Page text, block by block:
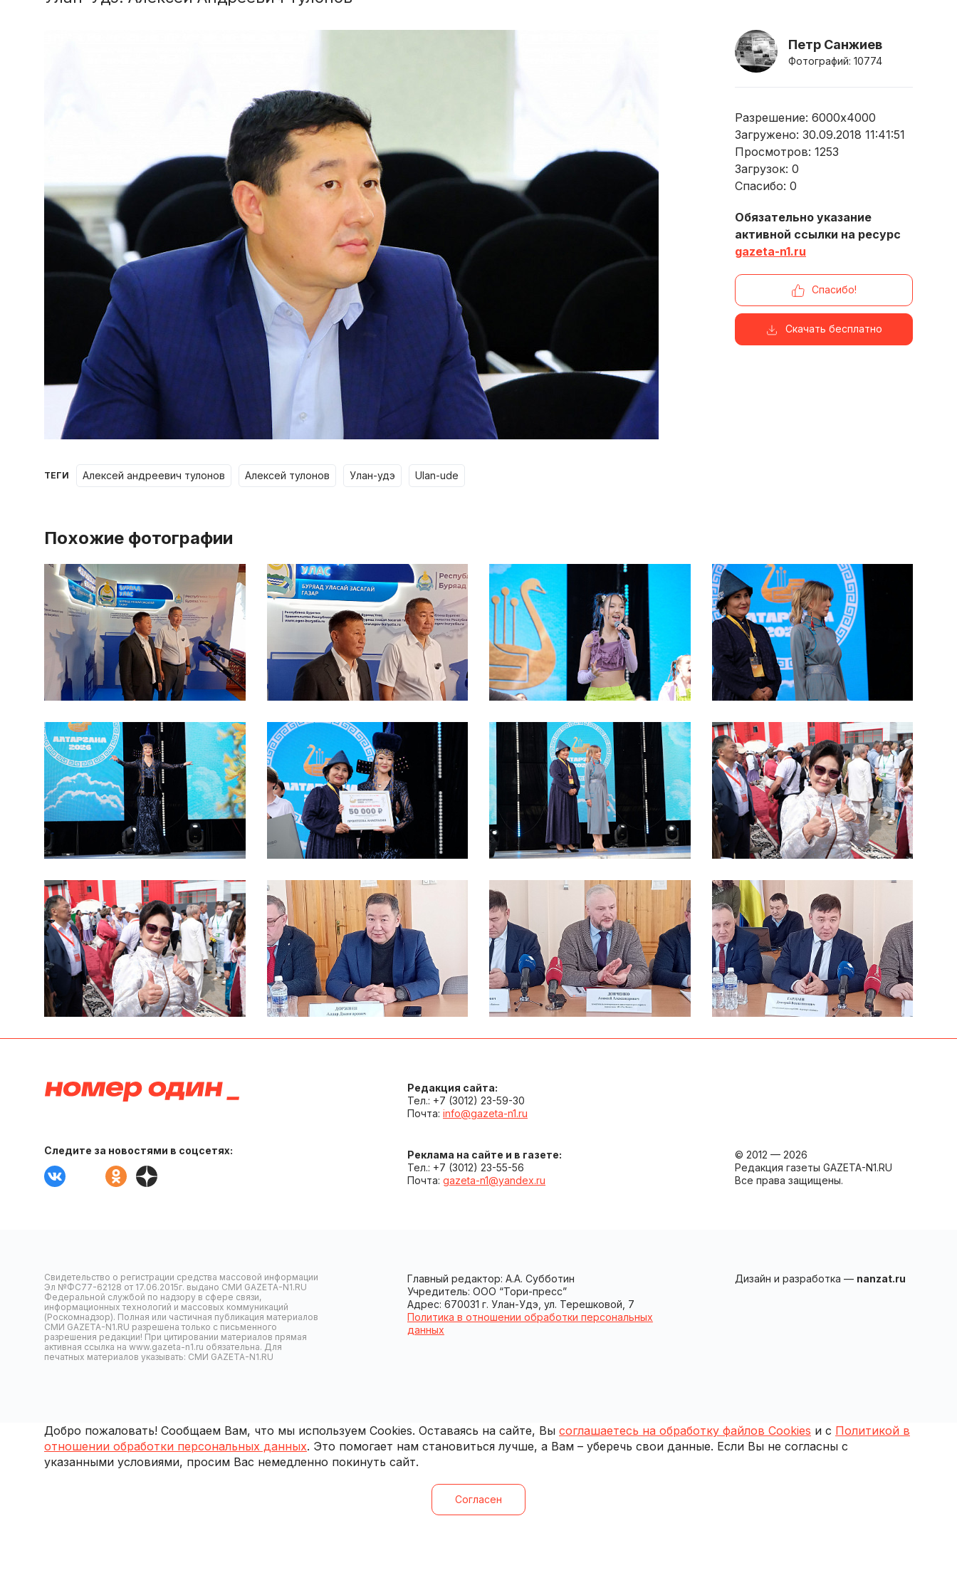
ТЕГИ алексей андреевич тулонов алексей тулонов улан-удэ ulan-ude
Петр Санжиев
Фотографий: 10774
Разрешение: 6000x4000
Загружено: 30.09.2018 11:41:51
Просмотров: 1253
Загрузок: 0
Спасибо: 0
Обязательно указание
активной ссылки на ресурс
gazeta-n1.ru
Спасибо!
Скачать бесплатно
Похожие фотографии
Следите за новостями в соцсетях:
Редакция сайта:
Тел.: +7 (3012) 23-59-30
Почта: info@gazeta-n1.ru
Реклама на сайте и в газете:
Тел.: +7 (3012) 23-55-56
Почта: gazeta-n1@yandex.ru
© 2012 — 2026
Редакция газеты GAZETA-N1.RU
Все права защищены.
Свидетельство о регистрации средства массовой информации
Эл №ФС77-62128 от 17.06.2015г. выдано СМИ GAZETA-N1.RU
Федеральной службой по надзору в сфере связи,
информационных технологий и массовых коммуникаций
(Роскомнадзор). Полная или частичная публикация материалов
СМИ GAZETA-N1.RU разрешена только с письменного
разрешения редакции! При цитировании материалов прямая
активная ссылка на www.gazeta-n1.ru обязательна. Для
печатных материалов указывать: СМИ GAZETA-N1.RU
Главный редактор: А.А. Субботин
Учредитель: ООО “Тори-пресс”
Адрес: 670031 г. Улан-Удэ, ул. Терешковой, 7
Политика в отношении обработки персональных
данных
Дизайн и разработка — nanzat.ru
Добро пожаловать! Сообщаем Вам, что мы используем Cookies. Оставаясь на сайте, Вы соглашаетесь на обработку файлов Cookies и с Политикой в
отношении обработки персональных данных. Это помогает нам становиться лучше, а Вам – уберечь свои данные. Если Вы не согласны с
указанными условиями, просим Вас немедленно покинуть сайт.
Согласен